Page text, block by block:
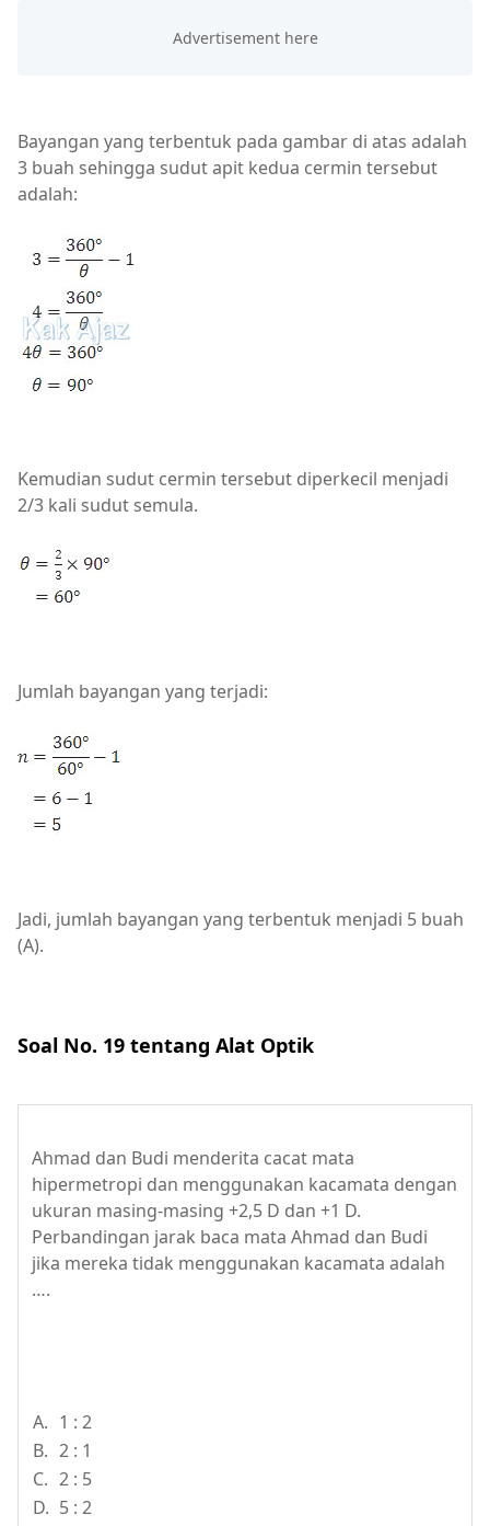
Bayangan yang terbentuk pada gambar di atas adalah
3 buah sehingga sudut apit kedua cermin tersebut
adalah:
Kemudian sudut cermin tersebut diperkecil menjadi
2/3 kali sudut semula.
Jumlah bayangan yang terjadi:
Jadi, jumlah bayangan yang terbentuk menjadi 5 buah
(A).
Soal No. 19 tentang Alat Optik
Ahmad dan Budi menderita cacat mata
hipermetropi dan menggunakan kacamata dengan
ukuran masing-masing +2,5 D dan +1 D.
Perbandingan jarak baca mata Ahmad dan Budi
jika mereka tidak menggunakan kacamata adalah
….
A. 1 : 2
B. 2 : 1
C. 2 : 5
D. 5 : 2